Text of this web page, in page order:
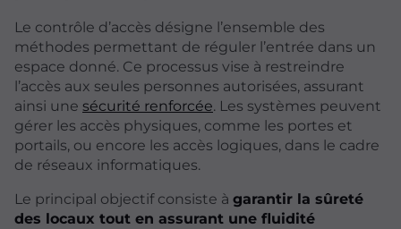
Le contrôle d’accès désigne l’ensemble des
méthodes permettant de réguler l’entrée dans un
espace donné. Ce processus vise à restreindre
l’accès aux seules personnes autorisées, assurant
ainsi une sécurité renforcée. Les systèmes peuvent
gérer les accès physiques, comme les portes et
portails, ou encore les accès logiques, dans le cadre
de réseaux informatiques.
Le principal objectif consiste à garantir la sûreté
des locaux tout en assurant une fluidité